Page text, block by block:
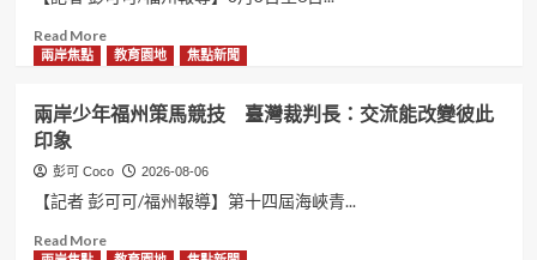
意福州舉行大學生廣告大賽頒獎典禮
Read MoreRead
more
漫
步
八
城
青
春
兩岸焦點 教育園地 焦點新聞
兩岸少年福州策馬競技 臺灣裁判長：交流能改變彼此
印象
彭可 Coco 2026-08-06
【記者 彭可可/福州報導】第十四屆海峽青...
Read MoreRead